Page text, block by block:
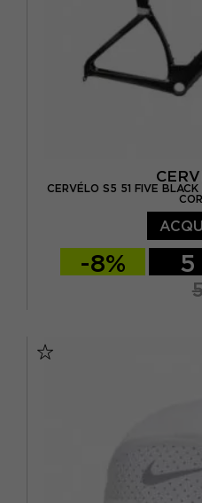
CERVÉLO S5 51 FIVE
-8% 5